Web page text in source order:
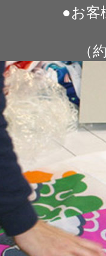
●お客
（